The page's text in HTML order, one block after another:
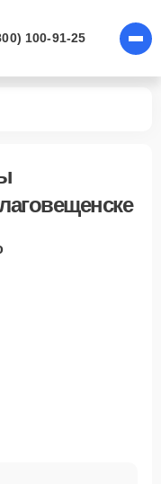
100-91-25